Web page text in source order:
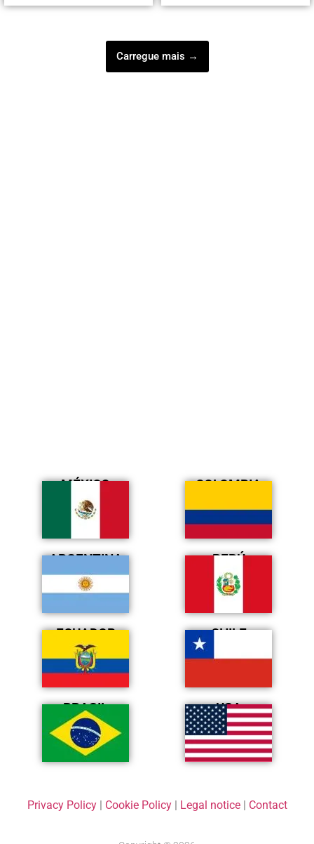
Carregue mais →
MÉXICO COLOMBIA
ARGENTINA PERÚ
ECUADOR CHILE
BRASIL USA
Privacy Policy| Cookie Policy| Legal notice| Contact